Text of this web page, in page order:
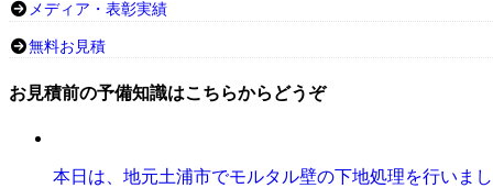
メディア・表彰実績
無料お見積
お見積前の予備知識はこちらからどうぞ
本日は、地元土浦市でモルタル壁の下地処理を行いま